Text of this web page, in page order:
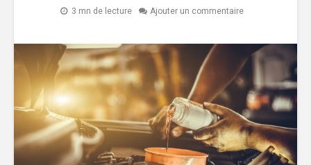
3 mn de lecture Ajouter un commentaire